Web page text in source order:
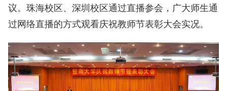
议。珠海校区、深圳校区通过直播参会，广大师生通
过网络直播的方式观看庆祝教师节表彰大会实况。